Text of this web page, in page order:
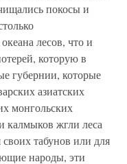
покосы и
лесов, что и
которую в
губернии, которые
азиатских
монгольских
калмыков жгли леса
табунов или для
народы, эти